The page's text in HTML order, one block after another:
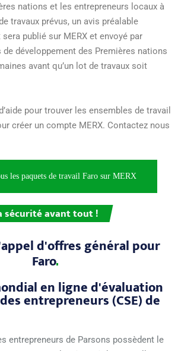
nations et les entrepreneurs locaux à
travaux prévus, un avis préalable
publié sur MERX et envoyé par
développement des Premières nations
avant qu’un lot de travaux soit
pour trouver les ensembles de travail
créer un compte MERX. Contactez nous
les paquets de travail Faro sur MERX
sécurité avant tout !
d'offres général pour
Faro
en ligne d'évaluation
entrepreneurs (CSE) de
entrepreneurs de Parsons possèdent le